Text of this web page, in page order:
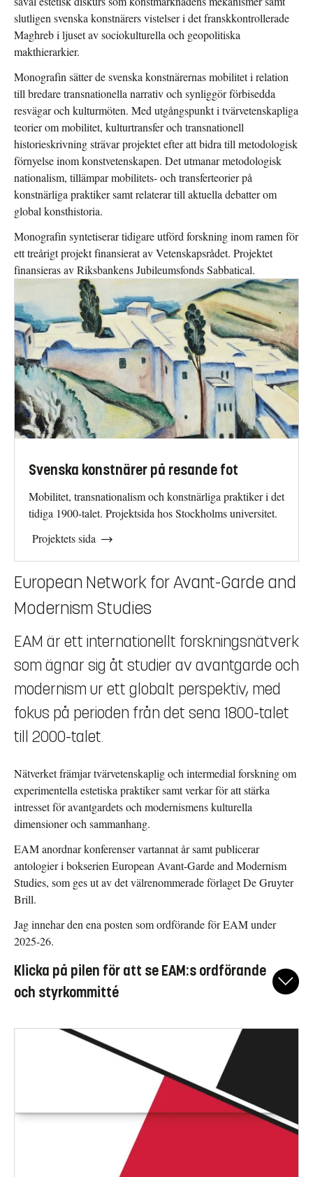
slutligen svenska konstnärers vistelser i det franskkontrollerade
Maghreb i ljuset av sociokulturella och geopolitiska
makthierarkier.
Monografin sätter de svenska konstnärernas mobilitet i relation
till bredare transnationella narrativ och synliggör förbisedda
resvägar och kulturmöten. Med utgångspunkt i tvärvetenskapliga
teorier om mobilitet, kulturtransfer och transnationell
historieskrivning strävar projektet efter att bidra till metodologisk
förnyelse inom konstvetenskapen. Det utmanar metodologisk
nationalism, tillämpar mobilitets- och transferteorier på
konstnärliga praktiker samt relaterar till aktuella debatter om
global konsthistoria.
Monografin syntetiserar tidigare utförd forskning inom ramen för
ett treårigt projekt finansierat av Vetenskapsrådet. Projektet
finansieras av Riksbankens Jubileumsfonds Sabbatical.
Svenska konstnärer på resande fot
Mobilitet, transnationalism och konstnärliga praktiker i det
tidiga 1900-talet. Projektsida hos Stockholms universitet.
Projektets sida
European Network for Avant-Garde and
Modernism Studies
EAM är ett internationellt forskningsnätverk
som ägnar sig åt studier av avantgarde och
modernism ur ett globalt perspektiv, med
fokus på perioden från det sena 1800-talet
till 2000-talet.
Nätverket främjar tvärvetenskaplig och intermedial forskning om
experimentella estetiska praktiker samt verkar för att stärka
intresset för avantgardets och modernismens kulturella
dimensioner och sammanhang.
EAM anordnar konferenser vartannat år samt publicerar
antologier i bokserien European Avant-Garde and Modernism
Studies, som ges ut av det välrenommerade förlaget De Gruyter
Brill.
Jag innehar den ena posten som ordförande för EAM under
2025-26.
Klicka på pilen för att se EAM:s ordförande
och styrkommitté
Jessica Sjöholm Skrubbe, Linköpings universitet
Andrea Kollnitz, Stockholms universitet
David Ayers, University of Kent, Canterbury, UK
Jan Baetens, KU Leuven, Belgien
Moritz Bassler, Universität Münster, Tyskland